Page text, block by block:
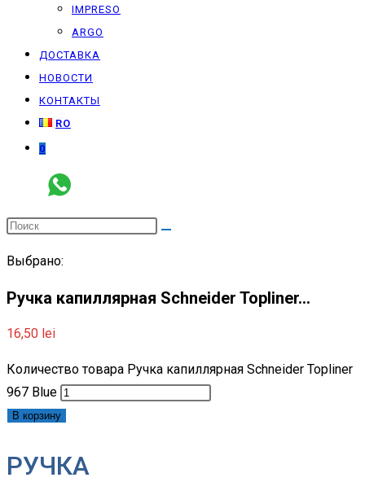
IMPRESO
ARGO
ДОСТАВКА
НОВОСТИ
КОНТАКТЫ
RO
0
Выбрано:
Ручка капиллярная Schneider Topliner…
16,50 lei
Количество товара Ручка капиллярная Schneider Topliner
967 Blue
В корзину
РУЧКА